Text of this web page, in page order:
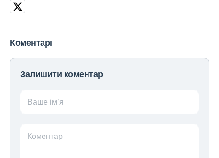
Коментарі
Залишити коментар
Ваше ім’я
Коментар